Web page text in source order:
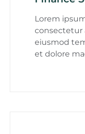
Lorem
consectetur
eiusmod
et dolore